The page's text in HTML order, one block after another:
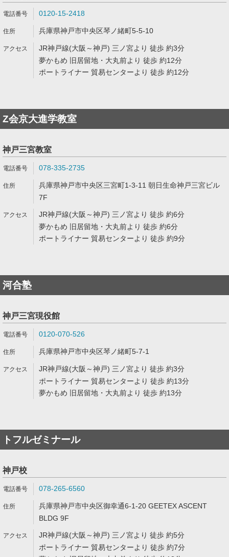
0120-15-2418
兵庫県神戸市中央区琴ノ緒町5-5-10
JR神戸線(大阪～神戸) 三ノ宮より 徒歩 約3分
夢かもめ 旧居留地・大丸前より 徒歩 約12分
ポートライナー 貿易センターより 徒歩 約12分
Z会京大進学教室
神戸三宮教室
078-335-2735
兵庫県神戸市中央区三宮町1-3-11 朝日生命神戸三宮ビル
7F
JR神戸線(大阪～神戸) 三ノ宮より 徒歩 約6分
夢かもめ 旧居留地・大丸前より 徒歩 約6分
ポートライナー 貿易センターより 徒歩 約9分
河合塾
神戸三宮現役館
0120-070-526
兵庫県神戸市中央区琴ノ緒町5-7-1
JR神戸線(大阪～神戸) 三ノ宮より 徒歩 約3分
ポートライナー 貿易センターより 徒歩 約13分
夢かもめ 旧居留地・大丸前より 徒歩 約13分
トフルゼミナール
神戸校
078-265-6560
兵庫県神戸市中央区御幸通6-1-20 GEETEX ASCENT
BLDG 9F
JR神戸線(大阪～神戸) 三ノ宮より 徒歩 約5分
ポートライナー 貿易センターより 徒歩 約7分